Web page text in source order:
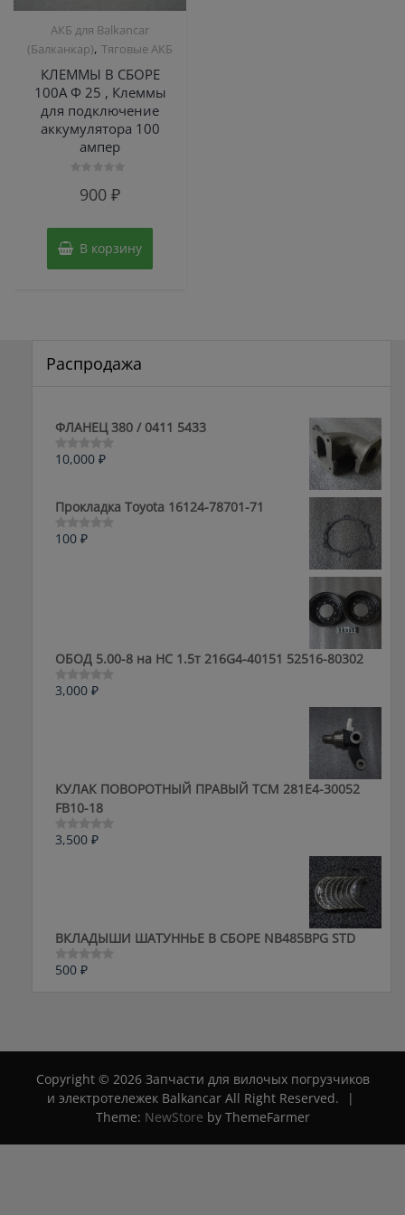
АКБ для Balkanсar
(Балканкар),Тяговые АКБ
КЛЕММЫ В СБОРЕ
100А Ф 25 , Клеммы
для подключение
аккумулятора 100
ампер
900₽
В корзину
Распродажа
ФЛАНЕЦ 380 / 0411 5433
Оценка
5
10,000 ₽
Прокладка Toyota 16124-78701-71
Оценка
100 ₽
ОБОД 5.00-8 на HC 1.5т 216G4-40151 52516-80302
Оценка
3,000 ₽
КУЛАК ПОВОРОТНЫЙ ПРАВЫЙ ТСМ 281E4-30052
FB10-18
Оценка
3,500 ₽
ВКЛАДЫШИ ШАТУННЬЕ В СБОРЕ NB485BPG STD
Оценка
500 ₽
Copyright © 2026 Запчасти для вилочых погрузчиков
и электротележек Balkancar All Right Reserved.
|
Theme: NewStore by ThemeFarmer